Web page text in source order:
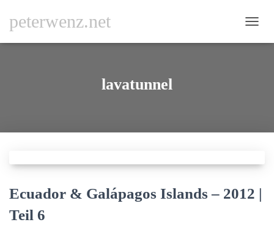
peterwenz.net
lavatunnel
Ecuador & Galápagos Islands – 2012 |
Teil 6